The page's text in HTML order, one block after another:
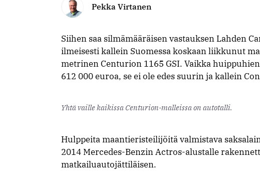
Pekka Virtanen
Siihen saa silmämääräisen vastauksen Lahden
ilmeisesti kallein Suomessa koskaan liikkunut
metrinen Centurion 1165 GSI. Vaikka
612 000 euroa, se ei ole edes suurin ja kallein
Yhtä vaille kaikissa Centurion-malleissa on autotalli.
Hulppeita maantieristeilijöitä valmistava
2014 Mercedes-Benzin Actros-alustalle
matkailuautojättiläisen.